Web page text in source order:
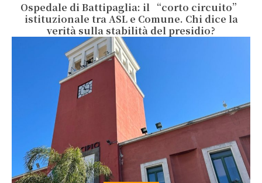
Ospedale di Battipaglia: il “corto circuito”
istituzionale tra ASL e Comune. Chi dice la
verità sulla stabilità del presidio?